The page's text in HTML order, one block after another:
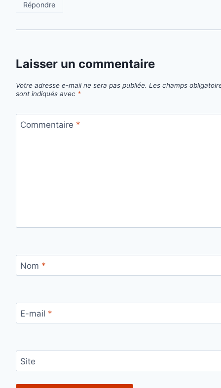
Répondre
Laisser un commentaire
Votre adresse e-mail ne sera pas publiée. Les champs
sont indiqués avec *
Commentaire *
Nom *
E-mail *
Site